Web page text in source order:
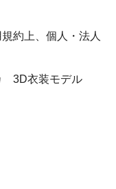
約上、個人・法人
3D衣装モデル